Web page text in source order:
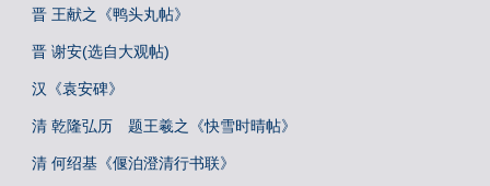
晋 王献之《鸭头丸帖》
晋 谢安(选自大观帖)
汉《袁安碑》
清 乾隆弘历 题王羲之《快雪时晴帖》
清 何绍基《偃泊澄清行书联》